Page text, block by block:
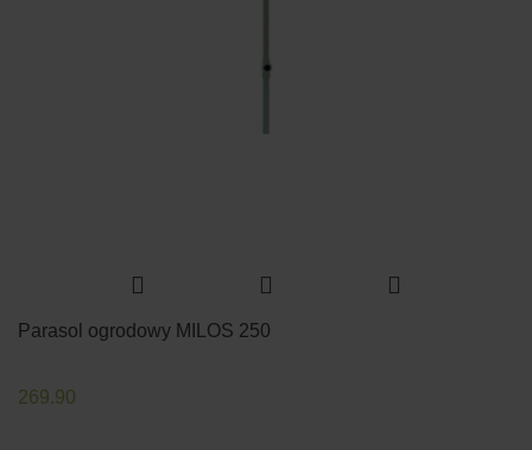
Parasol ogrodowy MILOS 250
269.90